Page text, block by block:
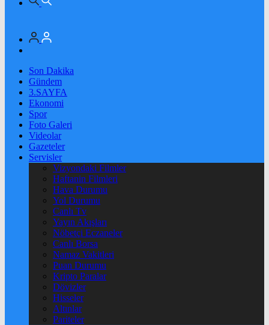
Son Dakika
Gündem
3.SAYFA
Ekonomi
Spor
Foto Galeri
Videolar
Gazeteler
Servisler
Vizyondaki Filmler
Haftanin Filmleri
Hava Durumu
Yol Durumu
Canlı Tv
Yayın Akışları
Nöbetçi Eczaneler
Canlı Borsa
Namaz Vakitleri
Puan Durumu
Kripto Paralar
Dövizler
Hisseler
Altınlar
Pariteler